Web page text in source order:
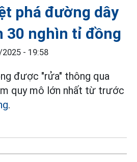
phá đường dây
30 nghìn tỉ đồng
- 19:58
được "rửa" thông qua
quy mô lớn nhất từ trước
.